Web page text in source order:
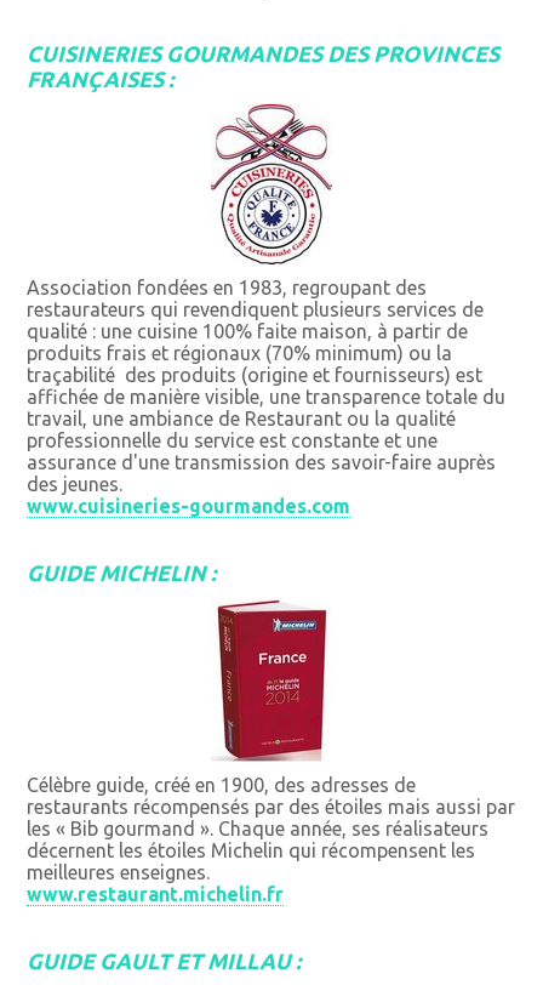
CUISINERIES GOURMANDES DES PROVINCES
FRANÇAISES :
Association fondées en 1983, regroupant des
restaurateurs qui revendiquent plusieurs services de
qualité : une cuisine 100% faite maison, à partir de
produits frais et régionaux (70% minimum) ou la
traçabilité des produits (origine et fournisseurs) est
affichée de manière visible, une transparence totale du
travail, une ambiance de Restaurant ou la qualité
professionnelle du service est constante et une
assurance d'une transmission des savoir-faire auprès
des jeunes.
www.cuisineries-gourmandes.com
GUIDE MICHELIN :
Célèbre guide, créé en 1900, des adresses de
restaurants récompensés par des étoiles mais aussi par
les « Bib gourmand ». Chaque année, ses réalisateurs
décernent les étoiles Michelin qui récompensent les
meilleures enseignes.
www.restaurant.michelin.fr
GUIDE GAULT ET MILLAU :